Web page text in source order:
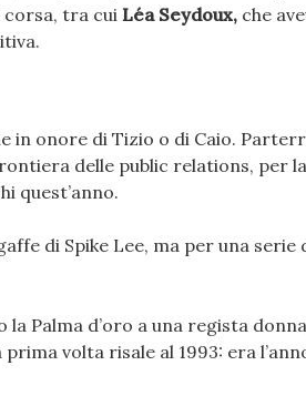
corsa, tra cuiLéa Seydoux, che
in onore di Tizio o di Caio.
delle public relations, per
quest’anno.
di Spike Lee, ma per una serie
Palma d’oro a una regista
prima volta risale al 1993: era